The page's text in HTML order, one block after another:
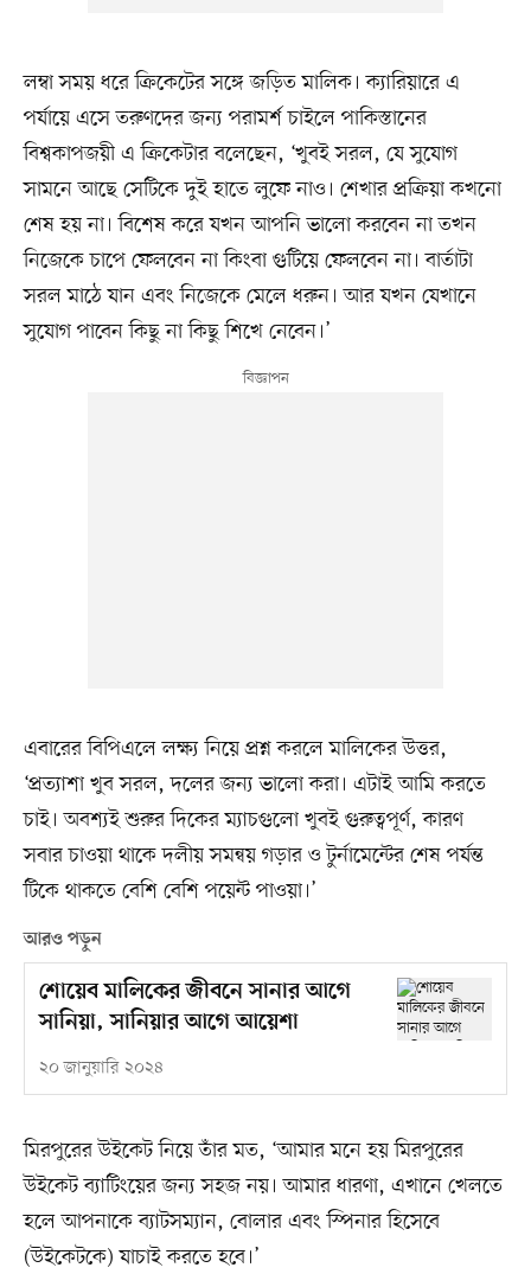
লম্বা সময় ধরে ক্রিকেটের সঙ্গে জড়িত মালিক। ক্যারিয়ারে এ
পর্যায়ে এসে তরুণদের জন্য পরামর্শ চাইলে পাকিস্তানের
বিশ্বকাপজয়ী এ ক্রিকেটার বলেছেন, ‘খুবই সরল, যে সুযোগ
সামনে আছে সেটিকে দুই হাতে লুফে নাও। শেখার প্রক্রিয়া কখনো
শেষ হয় না। বিশেষ করে যখন আপনি ভালো করবেন না তখন
নিজেকে চাপে ফেলবেন না কিংবা গুটিয়ে ফেলবেন না। বার্তাটা
সরল মাঠে যান এবং নিজেকে মেলে ধরুন। আর যখন যেখানে
সুযোগ পাবেন কিছু না কিছু শিখে নেবেন।’
এবারের বিপিএলে লক্ষ্য নিয়ে প্রশ্ন করলে মালিকের উত্তর,
‘প্রত্যাশা খুব সরল, দলের জন্য ভালো করা। এটাই আমি করতে
চাই। অবশ্যই শুরুর দিকের ম্যাচগুলো খুবই গুরুত্বপূর্ণ, কারণ
সবার চাওয়া থাকে দলীয় সমন্বয় গড়ার ও টুর্নামেন্টের শেষ পর্যন্ত
টিকে থাকতে বেশি বেশি পয়েন্ট পাওয়া।’
আরও পড়ুন
শোয়েব মালিকের জীবনে সানার আগে
সানিয়া, সানিয়ার আগে আয়েশা
২০ জানুয়ারি ২০২৪
মিরপুরের উইকেট নিয়ে তাঁর মত, ‘আমার মনে হয় মিরপুরের
উইকেট ব্যাটিংয়ের জন্য সহজ নয়। আমার ধারণা, এখানে খেলতে
হলে আপনাকে ব্যাটসম্যান, বোলার এবং স্পিনার হিসেবে
(উইকেটকে) যাচাই করতে হবে।’